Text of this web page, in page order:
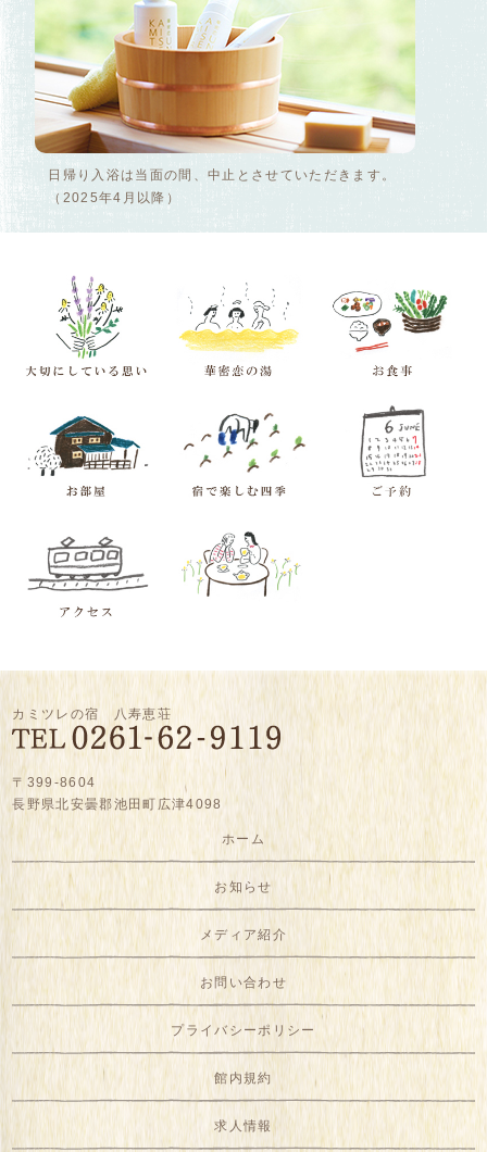
日帰り入浴は当面の間、中止とさせていただきます。
（2025年4月以降）
カミツレの宿 八寿恵荘
〒399-8604
長野県北安曇郡池田町広津4098
ホーム
お知らせ
メディア紹介
お問い合わせ
プライバシーポリシー
館内規約
求人情報